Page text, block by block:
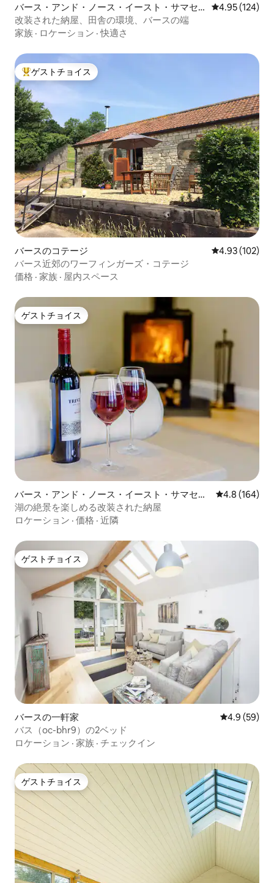
バース・アンド・ノース・イースト・サマセ
ットの一軒家
レビュー124
4.95 (124)
改装された納屋、田舎の環境、バースの端
家族 · ロケーション ·快適さ
大好評のゲストチョイスです。
ゲストチョイス
バースのコテージ レビュー102
4.93 (102)
バース近郊のワーフィンガーズ・コテージ
価格 · 家族 · 屋内スペース
ゲストチョイス
ゲストチョイス
バース・アンド・ノース・イースト・サマセッ
トのコテージ
レビュー164
4.8 (164)
湖の絶景を楽しめる改装された納屋
ロケーション · 価格 · 近隣
ゲストチョイス
ゲストチョイス
バースの一軒家 レビュー59
4.9 (59)
バス（oc-bhr9）の2ベッド
ロケーション · 家族 · チェックイン
ゲストチョイス
ゲストチョイス